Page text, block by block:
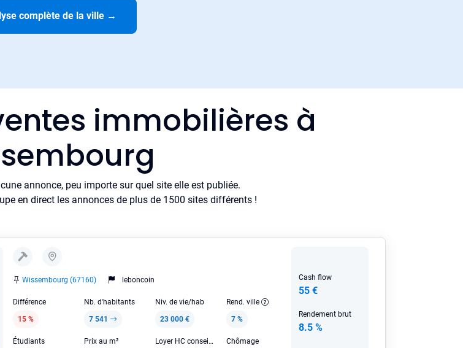
complète de la ville →
immobilières à
annonce, peu importe sur quel site elle est publiée.
en direct les annonces de plus de 1500 sites différents !
Wissembourg (67160) leboncoin
Différence
15 %
Nb. d'habitants
7 541
Niv. de vie/hab
23 000 €
Rend. ville
7 %
Étudiants Prix au m² Loyer HC conseillé Chômage
Cash flow
55 €
Rendement brut
8.5 %